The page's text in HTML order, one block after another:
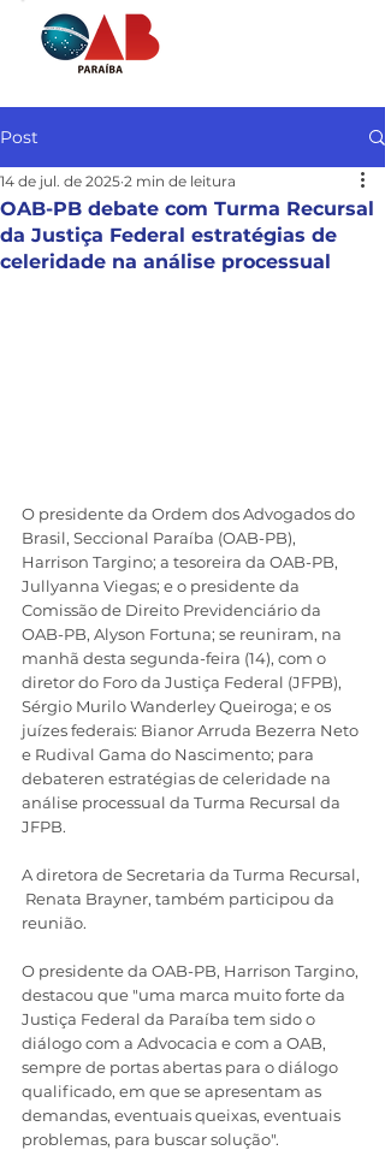
Post
OAB-PB debate com Turma Recursal
da Justiça Federal estratégias de
celeridade na análise processual
14 de jul. de 2025 2 min de leitura
O presidente da Ordem dos Advogados do
Brasil, Seccional Paraíba (OAB-PB),
Harrison Targino; a tesoreira da OAB-PB,
Jullyanna Viegas; e o presidente da
Comissão de Direito Previdenciário da
OAB-PB, Alyson Fortuna; se reuniram, na
manhã desta segunda-feira (14), com o
diretor do Foro da Justiça Federal (JFPB),
Sérgio Murilo Wanderley Queiroga; e os
juízes federais: Bianor Arruda Bezerra Neto
e Rudival Gama do Nascimento; para
debateren estratégias de celeridade na
análise processual da Turma Recursal da
JFPB.
A diretora de Secretaria da Turma Recursal,
Renata Brayner, também participou da
reunião.
O presidente da OAB-PB, Harrison Targino,
destacou que "uma marca muito forte da
Justiça Federal da Paraíba tem sido o
diálogo com a Advocacia e com a OAB,
sempre de portas abertas para o diálogo
qualificado, em que se apresentam as
demandas, eventuais queixas, eventuais
problemas, para buscar solução".